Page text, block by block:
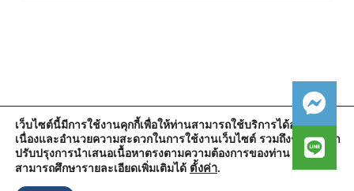
สำนักงานองค์การบริหารส่วนตำบลวัดตูม
หมู่ที่ 5 ตำบลวัดตูม อำเภอพระนครศรีอยุธยา จังหวัดพระนครศรีอยุธยา
13000
เว็บไซต์นี้มีการใช้งานคุกกี้เพื่อให้ท่านสามารถใช้บริการได้อย่างต่อ
เนื่องและอำนวยความสะดวกในการใช้งานเว็บไซต์ รวมถึงช่วยให้เรา
ปรับปรุงการนำเสนอเนื้อหาตรงตามความต้องการของท่าน โดย
สามารถศึกษารายละเอียดเพิ่มเติมได้ ตั้งค่า.